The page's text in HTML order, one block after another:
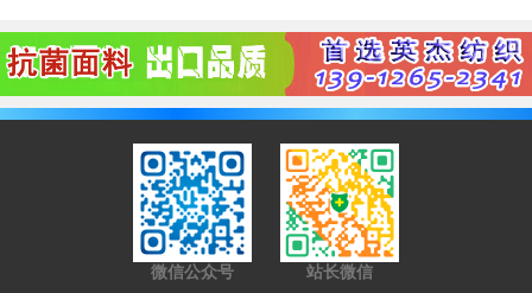
微信公众号 站长微信